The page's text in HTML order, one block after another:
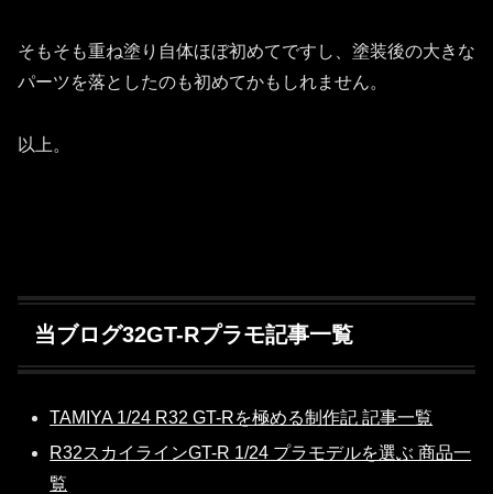
そもそも重ね塗り自体ほぼ初めてですし、塗装後の大きな
パーツを落としたのも初めてかもしれません。
以上。
当ブログ32GT-Rプラモ記事一覧
TAMIYA 1/24 R32 GT-Rを極める制作記 記事一覧
R32スカイラインGT-R 1/24 プラモデルを選ぶ 商品一
覧